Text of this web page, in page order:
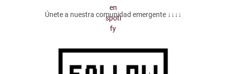
Únete a nuestra comunidad emergente ↓↓↓↓